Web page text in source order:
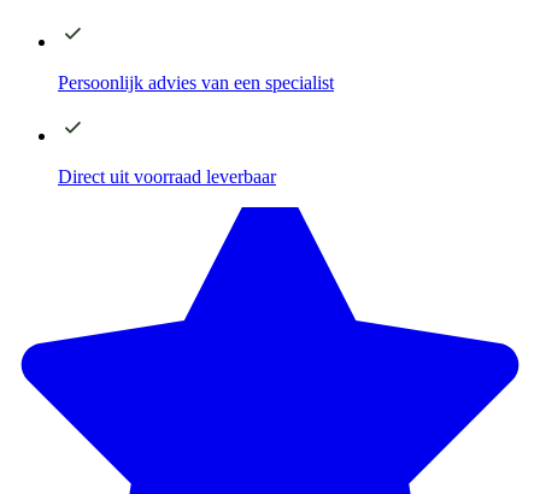
Persoonlijk advies van een specialist
Direct uit voorraad leverbaar